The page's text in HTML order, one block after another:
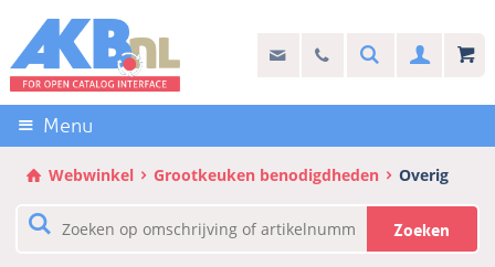
links
over
Direct
naar
de
inhoud
naar
info@akb.nl
Stel uw vraag
030 69 50 814Search
Menu
Webwinkel Grootkeuken benodigdheden Overig
Zoeken